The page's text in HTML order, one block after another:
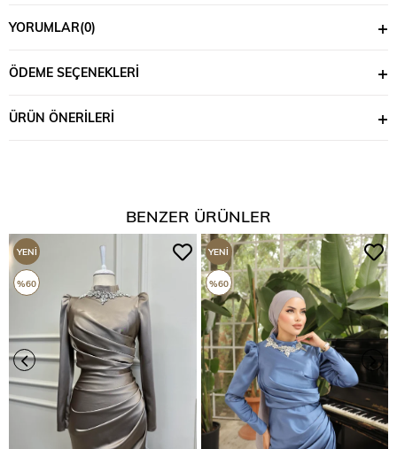
YORUMLAR(0)
ÖDEME SEÇENEKLERI
ÜRÜN ÖNERILERI
BENZER ÜRÜNLER
YENI
ÜRÜN
%60
YENI
ÜRÜN
%60